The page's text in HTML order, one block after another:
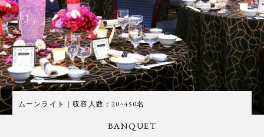
ムーンライト｜収容人数：20~450名
BANQUET